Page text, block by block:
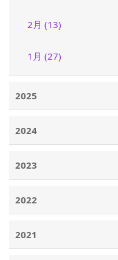
2月 (13)
1月 (27)
2025
2024
2023
2022
2021